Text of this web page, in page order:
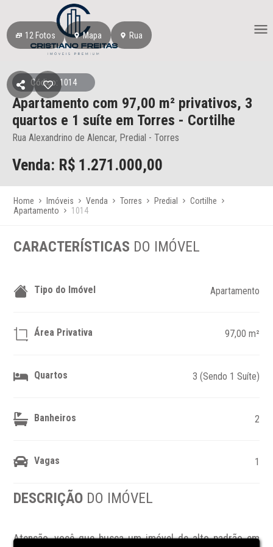
12 Fotos Mapa Rua
Código: 1014
Apartamento com 97,00 m² privativos, 3
quartos e 1 suíte em Torres - Cortilhe
Rua Alexandrino de Alencar, Predial - Torres
Venda: R$ 1.271.000,00
Home Imóveis Venda Torres Predial
Cortilhe
Apartamento
1014
CARACTERÍSTICAS DO IMÓVEL
Tipo do Imóvel Apartamento
Área Privativa 97,00 m²
Quartos 3 (Sendo 1 Suíte)
Banheiros 2
Vagas 1
DESCRIÇÃO DO IMÓVEL
Atenção, você que busca um imóvel de alto padrão em